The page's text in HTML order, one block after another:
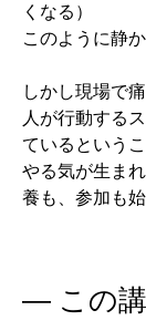
くなる）
このように静
しかし現場で
人が行動する
ているというこ
やる気が生ま
養も、参加も
― この